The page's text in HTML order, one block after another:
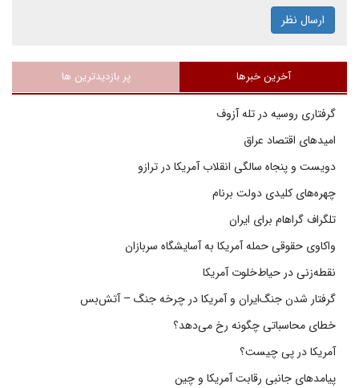
ارسال نظر
آخرین خبرها پر بازدیدترین ها
گرفتاری روسیه در تله آزوف
امیدهای اقتصاد عراق
دویست و پنجاه سالگی انقلاب آمریکا در ترازو
چهره‌های کلیدی دولت برنام
تلگراف گراهام برای ایران
واکاوی حقوقی حمله آمریکا به آسایشگاه سربازان
نقطه‌زنی در حیاط‌خلوت آمریکا
گرفتار شدن جنگ‌ایران و آمریکا در چرخه جنگ – آتش‌بس
خطای محاسباتی چگونه رخ می‌دهد؟
آمریکا در پی چیست؟
پیامدهای جانبی رقابت آمریکا و چین